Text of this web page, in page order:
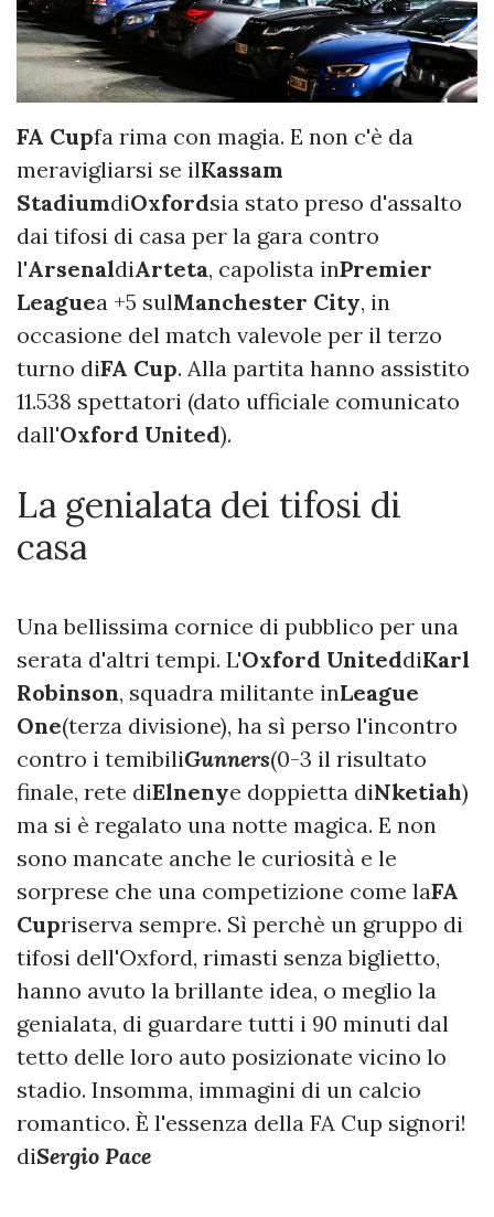
FA Cupfa rima con magia. E non c'è da
meravigliarsi se ilKassam
StadiumdiOxfordsia stato preso d'assalto
dai tifosi di casa per la gara contro
l'ArsenaldiArteta, capolista inPremier
Leaguea +5 sulManchester City, in
occasione del match valevole per il terzo
turno diFA Cup. Alla partita hanno assistito
11.538 spettatori (dato ufficiale comunicato
dall'Oxford United).
La genialata dei tifosi di
casa
Una bellissima cornice di pubblico per una
serata d'altri tempi. L'Oxford UniteddiKarl
Robinson, squadra militante inLeague
One(terza divisione), ha sì perso l'incontro
contro i temibiliGunners(0-3 il risultato
finale, rete diElnenye doppietta diNketiah)
ma si è regalato una notte magica. E non
sono mancate anche le curiosità e le
sorprese che una competizione come laFA
Cupriserva sempre. Sì perchè un gruppo di
tifosi dell'Oxford, rimasti senza biglietto,
hanno avuto la brillante idea, o meglio la
genialata, di guardare tutti i 90 minuti dal
tetto delle loro auto posizionate vicino lo
stadio. Insomma, immagini di un calcio
romantico. È l'essenza della FA Cup signori!
diSergio Pace